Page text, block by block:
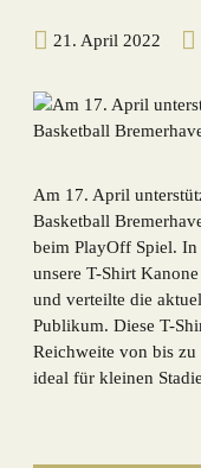
21. April 2022
Am 17. April
Basketball
beim PlayOff Spiel.
unsere T-Shirt
und verteilte die
Publikum. Diese T-
Reichweite von bis
ideal für kleinen